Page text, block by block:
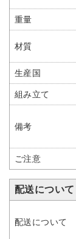
重量
材質
生産国
組み立て
備考
ご注意
配送について
配送について